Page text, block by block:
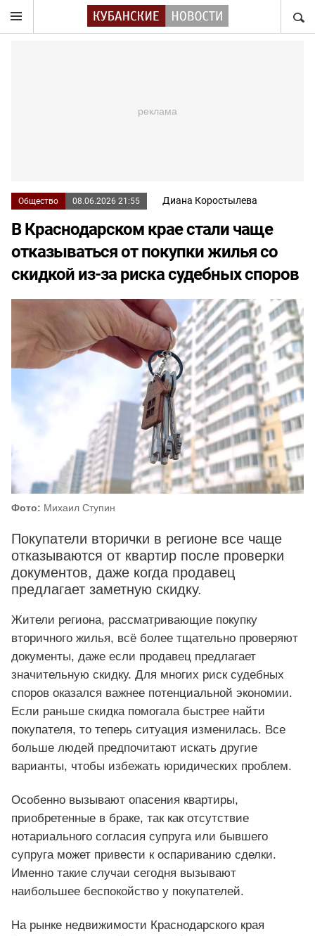
Общество 08.06.2026 21:55 Диана Коростылева
В Краснодарском крае стали чаще
отказываться от покупки жилья со
скидкой из-за риска судебных споров
Фото: Михаил Ступин
Покупатели вторички в регионе все чаще
отказываются от квартир после проверки
документов, даже когда продавец
предлагает заметную скидку.
Жители региона, рассматривающие покупку
вторичного жилья, всё более тщательно проверяют
документы, даже если продавец предлагает
значительную скидку. Для многих риск судебных
споров оказался важнее потенциальной экономии.
Если раньше скидка помогала быстрее найти
покупателя, то теперь ситуация изменилась. Все
больше людей предпочитают искать другие
варианты, чтобы избежать юридических проблем.
Особенно вызывают опасения квартиры,
приобретенные в браке, так как отсутствие
нотариального согласия супруга или бывшего
супруга может привести к оспариванию сделки.
Именно такие случаи сегодня вызывают
наибольшее беспокойство у покупателей.
На рынке недвижимости Краснодарского края